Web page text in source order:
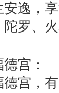
逸，
陀罗、
宫：
德宫，